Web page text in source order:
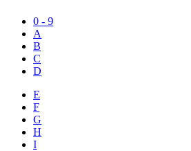
0 - 9
A
B
C
D
E
F
G
H
I